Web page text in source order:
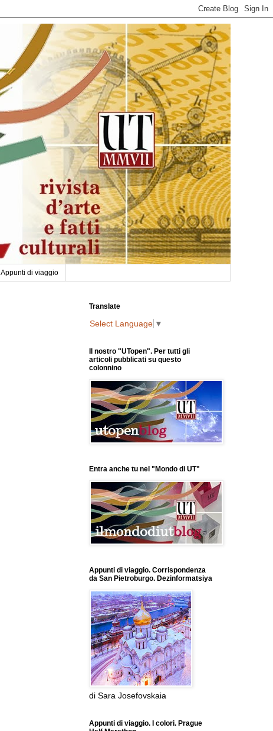
Appunti di viaggio
Translate
Select Language ▼
Il nostro "UTopen". Per tutti gli
articoli pubblicati su questo
colonnino
Entra anche tu nel "Mondo di UT"
Appunti di viaggio. Corrispondenza
da San Pietroburgo. Dezinformatsiya
di Sara Josefovskaia
Appunti di viaggio. I colori. Prague